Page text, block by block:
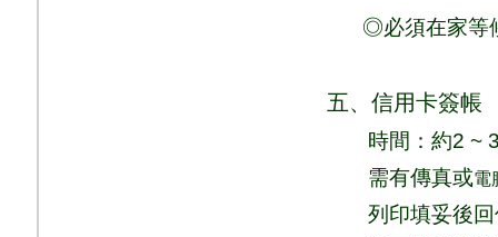
◎必須在家等
五、信用卡簽帳
時間： 約2 ~
需有傳真或電
列印填妥後